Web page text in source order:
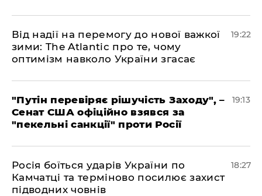
​Від надії на перемогу до нової важкої
зими: The Atlantic про те, чому
оптимізм навколо України згасає
19:22
​"Путін перевіряє рішучість Заходу", –
Сенат США офіційно взявся за
"пекельні санкції" проти Росії
19:13
​Росія боїться ударів України по
Камчатці та терміново посилює захист
підводних човнів
18:27